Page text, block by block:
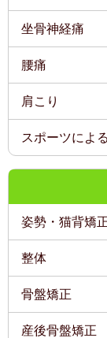
坐骨神経痛
腰痛
肩こり
スポーツによ
姿勢・猫背矯
整体
骨盤矯正
産後骨盤矯正